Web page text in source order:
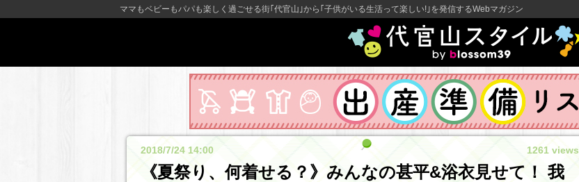
ママもベビーもパパも楽しく過ごせる街｢代官山｣から｢子供がいる生活って楽しい!｣を発信するWebマガジン
2018/7/24 14:00 1261 views
《夏祭り、何着せる？》みんなの甚平&浴衣見せて！ 我